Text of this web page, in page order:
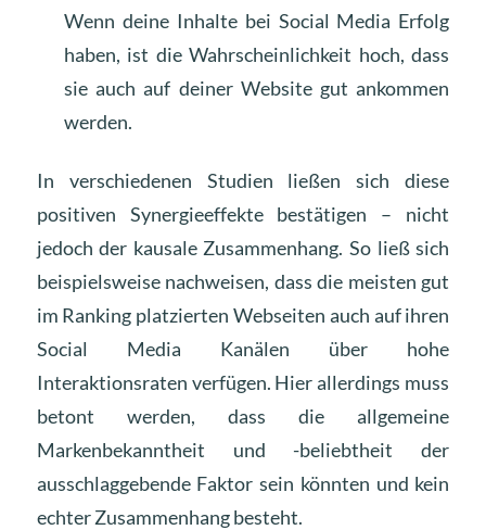
Wenn deine Inhalte bei Social Media Erfolg
haben, ist die Wahrscheinlichkeit hoch, dass
sie auch auf deiner Website gut ankommen
werden.
In verschiedenen Studien ließen sich diese
positiven Synergieeffekte bestätigen – nicht
jedoch der kausale Zusammenhang. So ließ sich
beispielsweise nachweisen, dass die meisten gut
im Ranking platzierten Webseiten auch auf ihren
Social Media Kanälen über hohe
Interaktionsraten verfügen. Hier allerdings muss
betont werden, dass die allgemeine
Markenbekanntheit und -beliebtheit der
ausschlaggebende Faktor sein könnten und kein
echter Zusammenhang besteht.